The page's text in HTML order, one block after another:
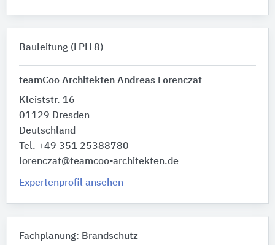
Bauleitung (LPH 8)
teamCoo Architekten Andreas Lorenczat
Kleiststr. 16
01129 Dresden
Deutschland
Tel. +49 351 25388780
lorenczat@teamcoo-architekten.de
Expertenprofil ansehen
Fachplanung: Brandschutz